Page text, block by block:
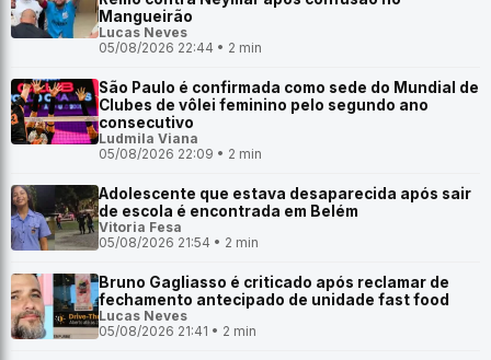
Mangueirão
Lucas Neves
05/08/2026 22:44 • 2 min
São Paulo é confirmada como sede do Mundial de
Clubes de vôlei feminino pelo segundo ano
consecutivo
Ludmila Viana
05/08/2026 22:09 • 2 min
Adolescente que estava desaparecida após sair
de escola é encontrada em Belém
Vitoria Fesa
05/08/2026 21:54 • 2 min
Bruno Gagliasso é criticado após reclamar de
fechamento antecipado de unidade fast food
Lucas Neves
05/08/2026 21:41 • 2 min